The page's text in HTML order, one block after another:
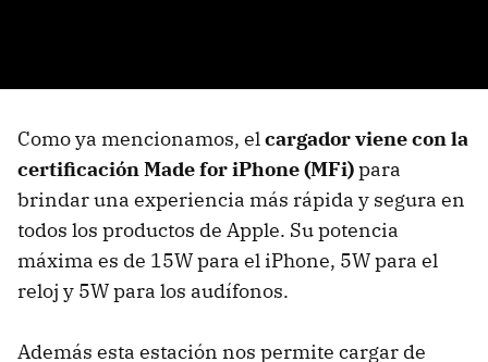
Como ya mencionamos, elcargador viene con la
certificación Made for iPhone (MFi)para
brindar una experiencia más rápida y segura en
todos los productos de Apple. Su potencia
máxima es de 15W para el iPhone, 5W para el
reloj y 5W para los audífonos.
Además esta estación nos permite cargar de